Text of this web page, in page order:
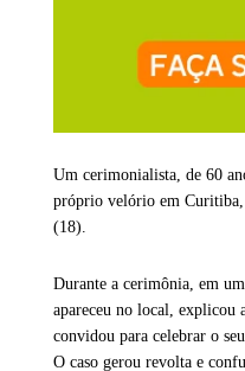
Um cerimonialista, de 60
próprio velório em
(18).
Durante a cerimônia, em
apareceu no local, explicou
convidou para celebrar o
O caso gerou revolta e